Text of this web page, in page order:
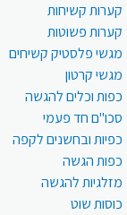
קערות קשיחות
קערות פשוטות
מגשי פלסטיק קשיחים
מגשי קרטון
כפות וכלים להגשה
סכו"ם חד פעמי
כפיות ובחשנים לקפה
כפות הגשה
מזלגיות להגשה
כוסות שוט